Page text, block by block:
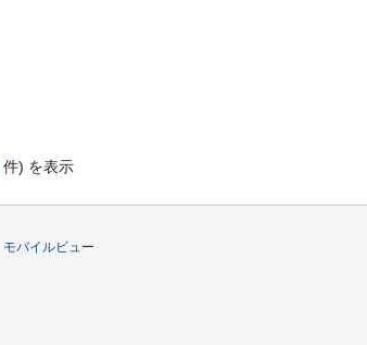
件) を表示
モバイルビュー